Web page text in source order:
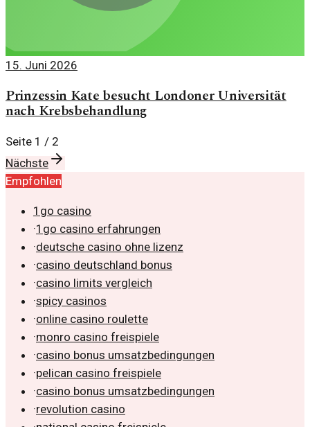
15. Juni 2026
Prinzessin Kate besucht Londoner Universität
nach Krebsbehandlung
Seite 1 / 2
Nächste
Empfohlen
1go casino
·1go casino erfahrungen
·deutsche casino ohne lizenz
·casino deutschland bonus
·casino limits vergleich
·spicy casinos
·online casino roulette
·monro casino freispiele
·casino bonus umsatzbedingungen
·pelican casino freispiele
·casino bonus umsatzbedingungen
·revolution casino